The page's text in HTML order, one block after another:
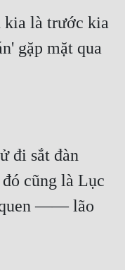
kia là trước kia
gặp mặt qua
đi sắt đàn
cũng là Lục
quen —— lão